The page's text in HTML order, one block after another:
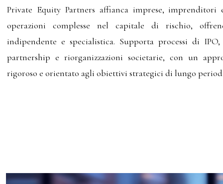
Private Equity Partners affianca imprese,
operazioni complesse nel capitale di rischio,
indipendente e specialistica. Supporta processi di
partnership e riorganizzazioni societarie, con un
rigoroso e orientato agli obiettivi strategici di lungo